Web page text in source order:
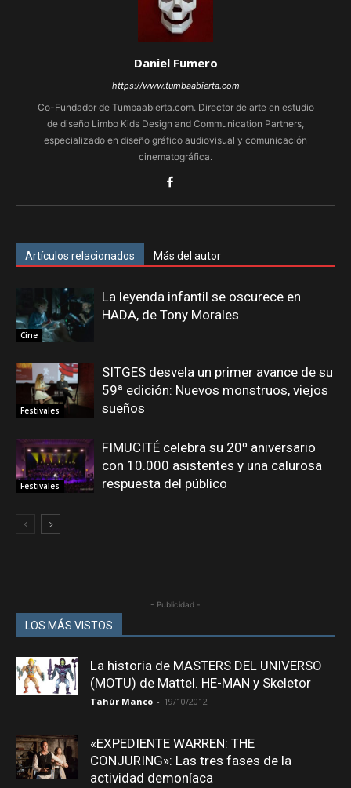
Daniel Fumero
https://www.tumbaabierta.com
Co-Fundador de Tumbaabierta.com. Director de arte en estudio
de diseño Limbo Kids Design and Communication Partners,
especializado en diseño gráfico audiovisual y comunicación
cinematográfica.
Artículos relacionados Más del autor
Cine
La leyenda infantil se oscurece en
HADA, de Tony Morales
Festivales
SITGES desvela un primer avance de su
59ª edición: Nuevos monstruos, viejos
sueños
Festivales
FIMUCITÉ celebra su 20º aniversario
con 10.000 asistentes y una calurosa
respuesta del público
- Publicidad -
LOS MÁS VISTOS
La historia de MASTERS DEL UNIVERSO
(MOTU) de Mattel. HE-MAN y Skeletor
Tahúr Manco - 19/10/2012
«EXPEDIENTE WARREN: THE
CONJURING»: Las tres fases de la
actividad demoníaca